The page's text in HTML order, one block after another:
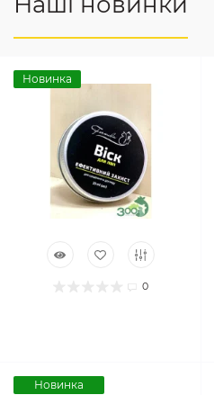
Новинка
0
Новинка